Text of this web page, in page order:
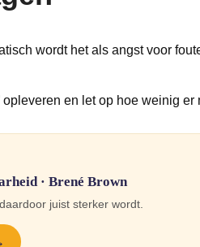
wordt het als angst voor
en let op hoe weinig er
· Brené Brown
juist sterker wordt.